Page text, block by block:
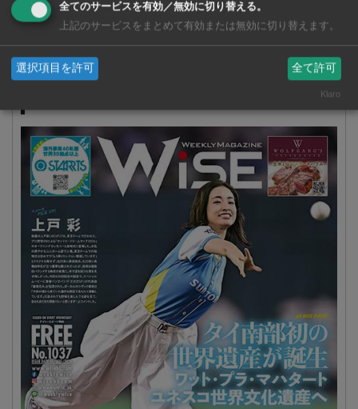
サイト内全体を検索
全てのサービスを有効／無効に切り替える。
上記のサービスをまとめて有効または無効に切り替えます。
選択項目を許可 全て許可
Klaro